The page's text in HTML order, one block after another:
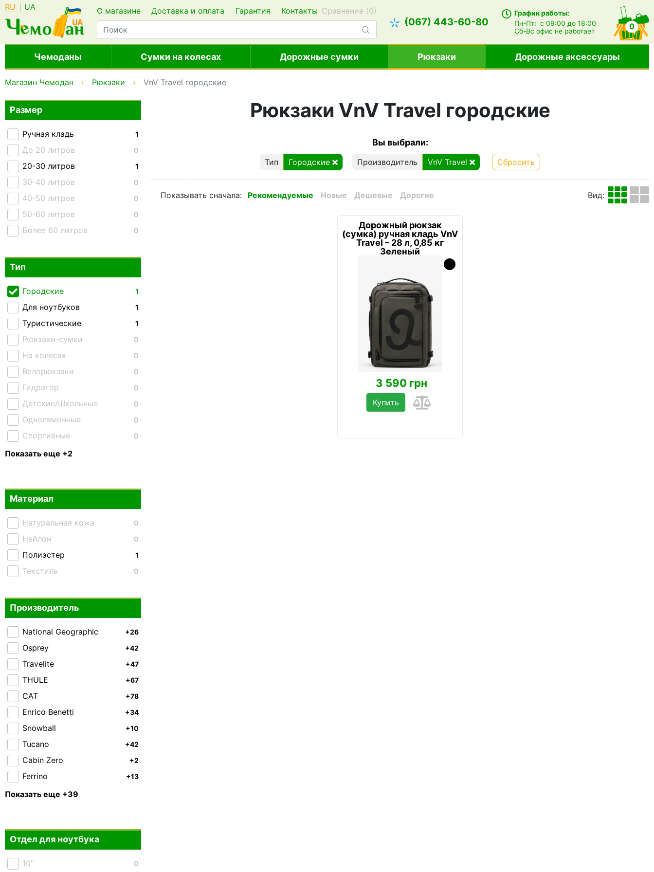
RU UA О магазине Доставка и оплата Гарантия Контакты Сравнение (0)
(067) 443-60-80
График работы:
Пн-Пт:с 09:00 до 18:00
Сб-Всофис не работает 0
Чемоданы Сумки на колесах Дорожные сумки Рюкзаки Дорожные аксессуары
Магазин Чемодан Рюкзаки VnV Travel городские
Рюкзаки VnV Travel городские
Вы выбрали:
Тип Городские Производитель VnV Travel Сбросить
Показывать сначала: Рекомендуемые Новые Дешевые Дорогие Вид:
Дорожный рюкзак
(сумка) ручная кладь VnV
Travel – 28 л, 0,85 кг
Зеленый
3 590 грн
Купить
Размер
1
Ручная кладь
0
До 20 литров
1
20-30 литров
0
30-40 литров
0
40-50 литров
0
50-60 литров
0
Более 60 литров
Тип
1
Городские
1
Для ноутбуков
1
Туристические
0
Рюкзаки-сумки
0
На колесах
0
Велорюкзаки
0
Гидратор
0
Детские/Школьные
0
Однолямочные
0
Спортивные
Тактические
Показать еще +2
Материал
0
Натуральная кожа
0
Нейлон
1
Полиэстер
0
Текстиль
Производитель
+26
National Geographic
+42
Osprey
+47
Travelite
+67
THULE
+78
CAT
+34
Enrico Benetti
+10
Snowball
+42
Tucano
+2
Cabin Zero
+13
Ferrino
Highlander
Roncato
Показать еще +39
Отдел для ноутбука
0
10"